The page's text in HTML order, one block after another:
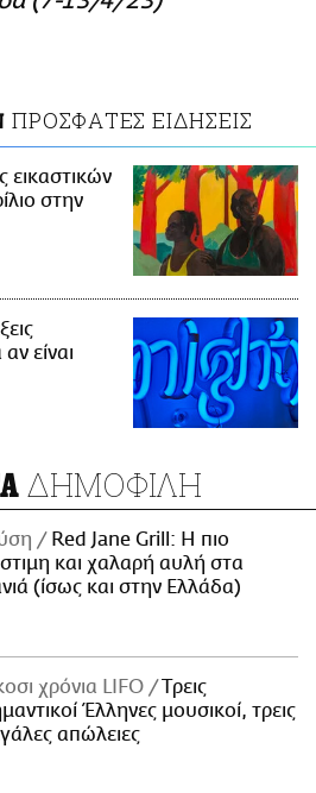
ΠΡΟΣΦΑΤΕΣ ΕΙΔΗΣΕΙΣ
εικαστικών
στην
είναι
ΔΗΜΟΦΙΛΗ
Red Jane Grill: Η πιο
και χαλαρή αυλή στα
(ίσως και στην Ελλάδα)
χρόνια LIFO
Tρεις
Έλληνες μουσικοί, τρεις
απώλειες